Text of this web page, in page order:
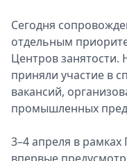
Сегодня
отдельным
Центров
приняли участие в
вакансий,
промышленных
3–4 апреля в рамках